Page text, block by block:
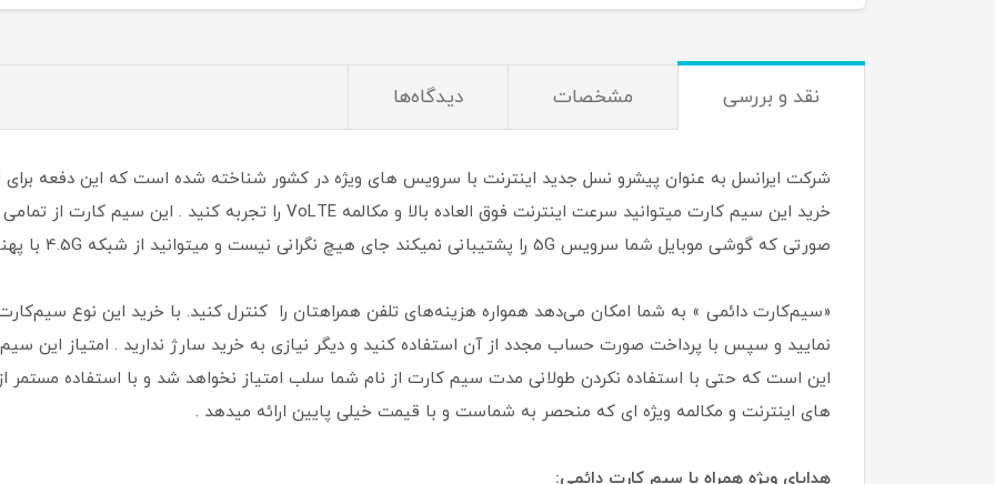
نقد و بررسی مشخصات دیدگاه‌ها
صورتی که گوشی موبایل شما سرویس 5G را پشتیبانی نمیکند جای هیچ نگرانی نیست و میتوانید از شبکه 4.5G با پهنای باند بالاتری استفاده نمایید .
«سیم‌کارت دائمی » به شما امکان می‌دهد همواره هزینه‌های تلفن همراهتان را کنترل کنید. با خرید این نوع
نمایید و سپس با پرداخت صورت حساب مجدد از آن استفاده کنید و دیگر نیازی به خرید سارژ ندارید . امتیاز این
این است که حتی با استفاده نکردن طولانی مدت سیم کارت از نام شما سلب امتیاز نخواهد شد و با استفاده مستمر
های اینترنت و مکالمه ویژه ای که منحصر به شماست و با قیمت خیلی پایین ارائه میدهد .